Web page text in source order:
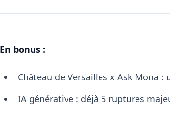
En bonus :
Château de Versailles x Ask Mona :
IA générative : déjà 5 ruptures